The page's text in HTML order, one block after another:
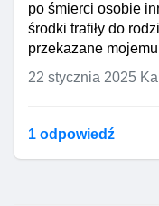
po śmierci osobie
środki trafiły do
przekazane
22 stycznia 2025
1 odpowiedź